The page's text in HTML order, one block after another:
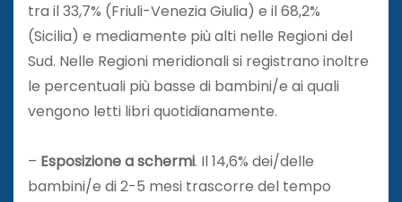
tra il 33,7% (Friuli-Venezia Giulia) e il 68,2%
(Sicilia) e mediamente più alti nelle Regioni del
Sud. Nelle Regioni meridionali si registrano inoltre
le percentuali più basse di bambini/e ai quali
vengono letti libri quotidianamente.
– Esposizione a schermi. Il 14,6% dei/delle
bambini/e di 2-5 mesi trascorre del tempo